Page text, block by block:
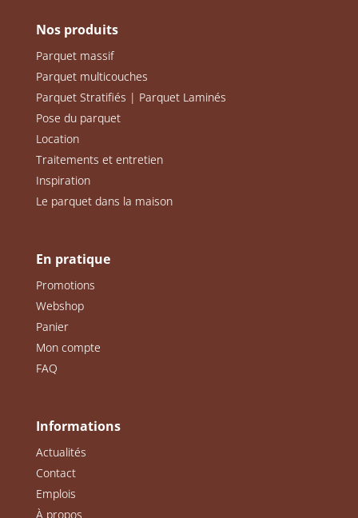
Nos produits
Parquet massif
Parquet multicouches
Parquet Stratifiés | Parquet Laminés
Pose du parquet
Location
Traitements et entretien
Inspiration
Le parquet dans la maison
En pratique
Promotions
Webshop
Panier
Mon compte
FAQ
Informations
Actualités
Contact
Emplois
À propos